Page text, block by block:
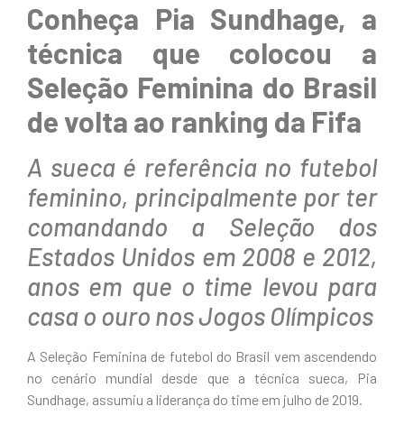
Conheça Pia Sundhage, a
técnica que colocou a
Seleção Feminina do Brasil
de volta ao ranking da Fifa
A sueca é referência no futebol
feminino, principalmente por ter
comandando a Seleção dos
Estados Unidos em 2008 e 2012,
anos em que o time levou para
casa o ouro nos Jogos Olímpicos
A Seleção Feminina de futebol do Brasil vem ascendendo
no cenário mundial desde que a técnica sueca, Pia
Sundhage, assumiu a liderança do time em julho de 2019.